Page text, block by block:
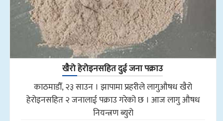
खैरो हेरोइनसहित दुई जना पक्राउ
काठमाडौँ, २३ साउन । झापामा प्रहरीले लागुऔषध खैरो
हेरोइनसहित २ जनालाई पक्राउ गरेको छ । आज लागु औषध
नियन्त्रण ब्युरो